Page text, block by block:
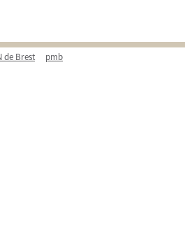
de Brest pmb